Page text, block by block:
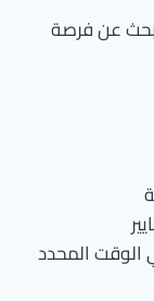
أبحث عن فرصة
المحدد